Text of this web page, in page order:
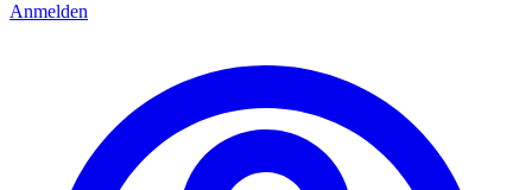
Anmelden